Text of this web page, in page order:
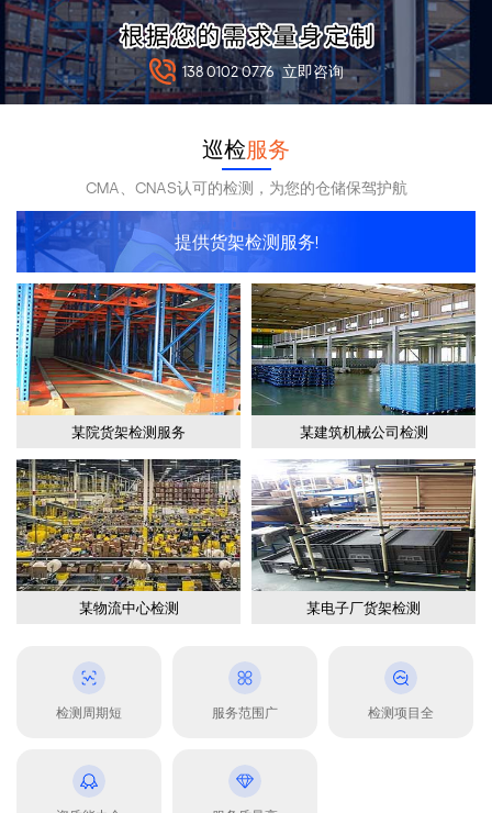
138 0102 0776 立即咨询
巡检服务
CMA、CNAS认可的检测，为您的仓储保驾护航
提供货架检测服务!
某院货架检测服务 某建筑机械公司检测
某物流中心检测 某电子厂货架检测
检测周期短 服务范围广 检测项目全